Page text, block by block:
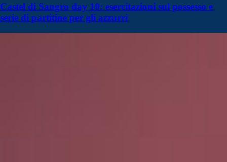
Castel di Sangro day 10: esercitazioni sul possesso e
serie di partitine per gli azzurri